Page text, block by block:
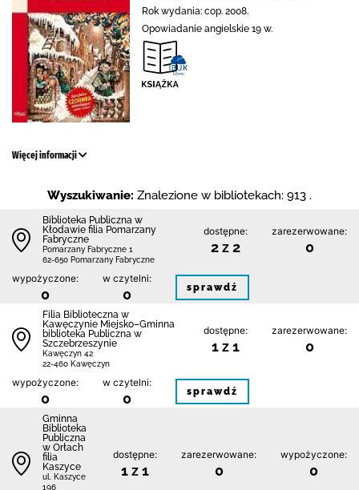
Rok wydania: cop. 2008.
Opowiadanie angielskie 19 w.
Więcej informacji
Wyszukiwanie: Znalezione w bibliotekach: 913 .
Biblioteka Publiczna w
Kłodawie filia Pomarzany
Fabryczne
Pomarzany Fabryczne 1
62-650 Pomarzany Fabryczne
dostępne:
2 z 2
zarezerwowane:
0
wypożyczone:
0
w czytelni:
0 sprawdź
Filia Biblioteczna w
Kawęczynie Miejsko–Gminna
biblioteka Publiczna w
Szczebrzeszynie
Kawęczyn 42
22-460 Kawęczyn
dostępne:
1 z 1
zarezerwowane:
0
wypożyczone:
0
w czytelni:
0 sprawdź
Gminna
Biblioteka
Publiczna
w Orłach
filia
Kaszyce
ul. Kaszyce
196
dostępne:
1 z 1
zarezerwowane:
0
wypożyczone:
0